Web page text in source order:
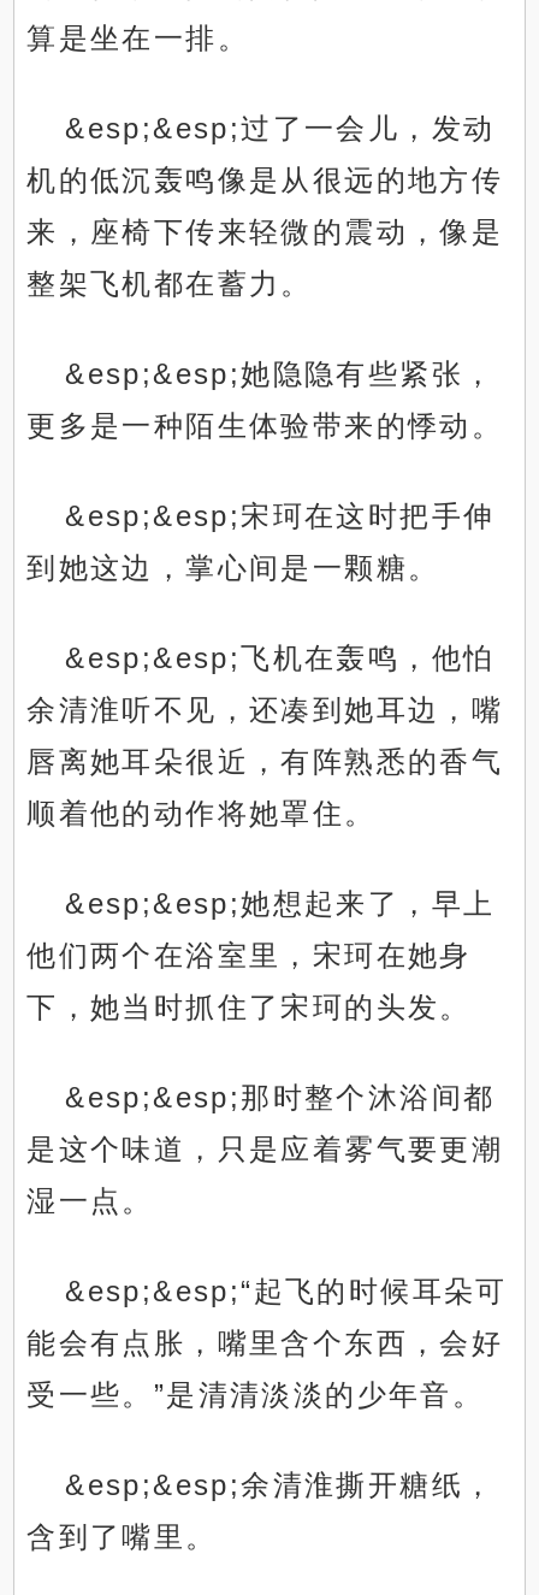
算是坐在一排。
&esp;&esp;过了一会儿，发动
机的低沉轰鸣像是从很远的地方传
来，座椅下传来轻微的震动，像是
整架飞机都在蓄力。
&esp;&esp;她隐隐有些紧张，
更多是一种陌生体验带来的悸动。
&esp;&esp;宋珂在这时把手伸
到她这边，掌心间是一颗糖。
&esp;&esp;飞机在轰鸣，他怕
余清淮听不见，还凑到她耳边，嘴
唇离她耳朵很近，有阵熟悉的香气
顺着他的动作将她罩住。
&esp;&esp;她想起来了，早上
他们两个在浴室里，宋珂在她身
下，她当时抓住了宋珂的头发。
&esp;&esp;那时整个沐浴间都
是这个味道，只是应着雾气要更潮
湿一点。
&esp;&esp;“起飞的时候耳朵可
能会有点胀，嘴里含个东西，会好
受一些。”是清清淡淡的少年音。
&esp;&esp;余清淮撕开糖纸，
含到了嘴里。